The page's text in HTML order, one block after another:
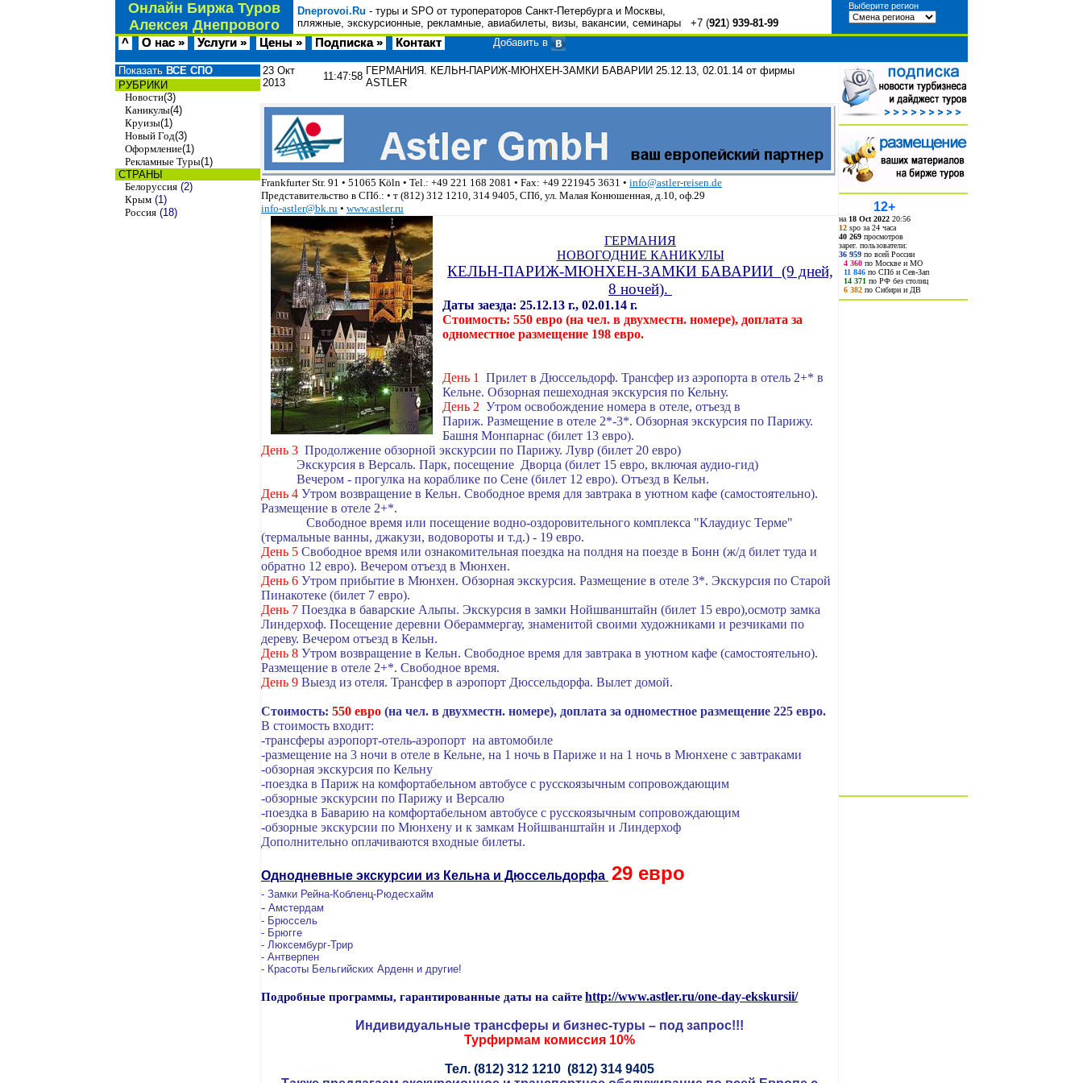
Онлайн Биржа Туров
Алексея Днепрового
Dneprovoi.Ru - туры и SPO от туроператоров Санкт-Петербурга и Москвы,
пляжные, экскурсионные, рекламные, авиабилеты, визы, вакансии, семинары +7 (921) 939-81-99
Выберите регион
^ О нас » Услуги » Цены » Подписка » Контакт Добавить в
Показать ВСЕ СПО
РУБРИКИ
Новости(3)
Каникулы(4)
Круизы(1)
Новый Год(3)
Оформление(1)
Рекламные Туры(1)
СТРАНЫ
Белоруссия (2)
Крым (1)
Россия (18)
23 Окт
2013
11:47:58 ГЕРМАНИЯ. КЕЛЬН-ПАРИЖ-МЮНХЕН-ЗАМКИ БАВАРИИ 25.12.13, 02.01.14 от фирмы
ASTLER
Frankfurter Str. 91 • 51065 Köln • Tel.: +49 221 168 2081 • Fax: +49 221945 3631 • info@astler-reisen.de
Представительство в СПб.: • т (812) 312 1210, 314 9405, СПб, ул. Малая Конюшенная, д.10, оф.29
info-astler@bk.ru • www.astler.ru
ГЕРМАНИЯ
НОВОГОДНИЕ КАНИКУЛЫ
КЕЛЬН-ПАРИЖ-МЮНХЕН-ЗАМКИ БАВАРИИ (9 дней,
8 ночей).
Даты заезда: 25.12.13 г., 02.01.14 г.
Стоимость: 550 евро (на чел. в двухместн. номере), доплата за
одноместное размещение 198 евро.
День 1 Прилет в Дюссельдорф. Трансфер из аэропорта в отель 2+* в
Кельне. Обзорная пешеходная экскурсия по Кельну.
День 2 Утром освобождение номера в отеле, отъезд в
Париж. Размещение в отеле 2*-3*. Обзорная экскурсия по Парижу.
Башня Монпарнас (билет 13 евро).
День 3 Продолжение обзорной экскурсии по Парижу. Лувр (билет 20 евро)
Экскурсия в Версаль. Парк, посещение Дворца (билет 15 евро, включая аудио-гид)
Вечером - прогулка на кораблике по Сене (билет 12 евро). Отъезд в Кельн.
День 4 Утром возвращение в Кельн. Свободное время для завтрака в уютном кафе (самостоятельно).
Размещение в отеле 2+*.
Свободное время или посещение водно-оздоровительного комплекса "Клаудиус Терме"
(термальные ванны, джакузи, водовороты и т.д.) - 19 евро.
День 5 Свободное время или ознакомительная поездка на полдня на поезде в Бонн (ж/д билет туда и
обратно 12 евро). Вечером отъезд в Мюнхен.
День 6 Утром прибытие в Мюнхен. Обзорная экскурсия. Размещение в отеле 3*. Экскурсия по Старой
Пинакотеке (билет 7 евро).
День 7 Поездка в баварские Альпы. Экскурсия в замки Нойшванштайн (билет 15 евро),осмотр замка
Линдерхоф. Посещение деревни Обераммергау, знаменитой своими художниками и резчиками по
дереву. Вечером отъезд в Кельн.
День 8 Утром возвращение в Кельн. Свободное время для завтрака в уютном кафе (самостоятельно).
Размещение в отеле 2+*. Свободное время.
День 9 Выезд из отеля. Трансфер в аэропорт Дюссельдорфа. Вылет домой.
Стоимость: 550 евро (на чел. в двухместн. номере), доплата за одноместное размещение 225 евро.
В стоимость входит:
-трансферы аэропорт-отель-аэропорт на автомобиле
-размещение на 3 ночи в отеле в Кельне, на 1 ночь в Париже и на 1 ночь в Мюнхене с завтраками
-обзорная экскурсия по Кельну
-поездка в Париж на комфортабельном автобусе с русскоязычным сопровождающим
-обзорные экскурсии по Парижу и Версалю
-поездка в Баварию на комфортабельном автобусе с русскоязычным сопровождающим
-обзорные экскурсии по Мюнхену и к замкам Нойшванштайн и Линдерхоф
Дополнительно оплачиваются входные билеты.
Однодневные экскурсии из Кельна и Дюссельдорфа 29 евро
- Замки Рейна-Кобленц-Рюдесхайм
- Амстердам
- Брюссель
- Брюгге
- Люксембург-Трир
- Антверпен
- Красоты Бельгийских Арденн и другие!
Подробные программы, гарантированные даты на сайтеhttp://www.astler.ru/one-day-ekskursii/
Индивидуальные трансферы и бизнес-туры – под запрос!!!
Турфирмам комиссия 10%
Тел. (812) 312 1210 (812) 314 9405
12+
на 18 Oct 2022 20:56
12 spo за 24 часа
40 269 просмотров
зарег. пользователи:
36 959 по всей России
4 360 по Москве и МО
11 846 по СПб и Сев-Зап
14 371 по РФ без столиц
6 382 по Сибири и ДВ